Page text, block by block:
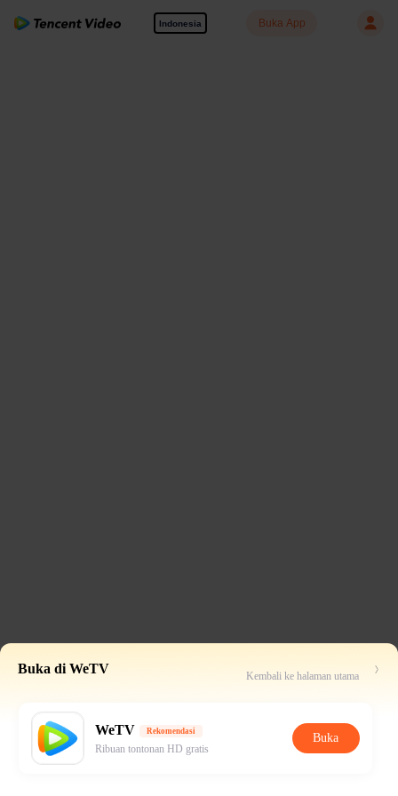
Indonesia Buka App
Buka di WeTV Kembali ke halaman utama
WeTV Rekomendasi
Ribuan tontonan HD gratis
Buka